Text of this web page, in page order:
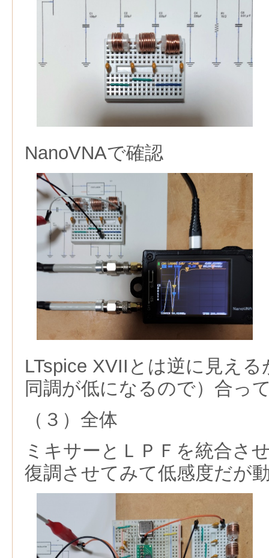
NanoVNAで確認
LTspice XVIIとは逆に見え
同調が低になるので）合っ
（３）全体
ミキサーとＬＰＦを統合さ
復調させてみて低感度だが